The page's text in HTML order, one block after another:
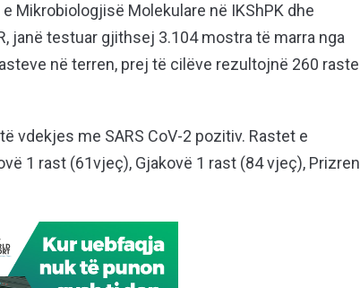
Mikrobiologjisë Molekulare në IKShPK dhe
janë testuar gjithsej 3.104 mostra të marra nga
në terren, prej të cilëve rezultojnë 260 raste
vdekjes me SARS CoV-2 pozitiv. Rastet e
1 rast (61vjeç), Gjakovë 1 rast (84 vjeç), Prizren